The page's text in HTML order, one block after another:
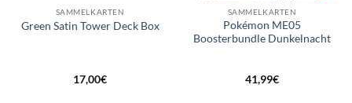
SAMMELKARTEN
Green Satin Tower Deck Box
17,00€
SAMMELKARTEN
Pokémon ME05
Boosterbundle Dunkelnacht
41,99€